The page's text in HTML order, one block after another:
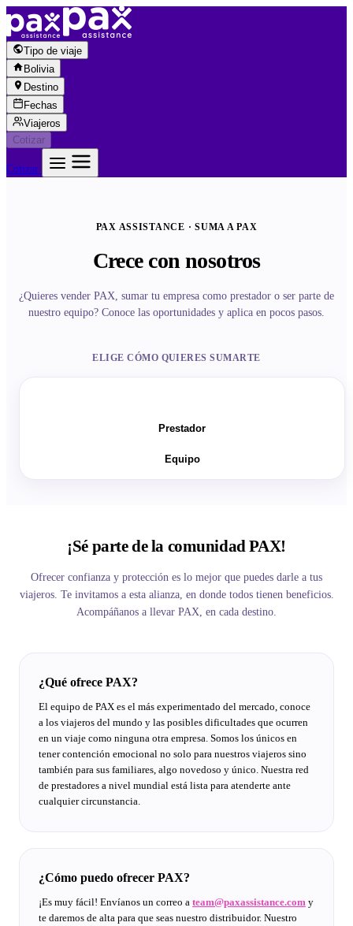
Saltar al contenido
Tipo de viaje
Bolivia
Destino
Fechas
Viajeros
Cotizar
Cotizar
PAX ASSISTANCE · SUMA A PAX
Crece con nosotros
¿Quieres vender PAX, sumar tu empresa como prestador o ser parte de
nuestro equipo? Conoce las oportunidades y aplica en pocos pasos.
ELIGE CÓMO QUIERES SUMARTE
Prestador
Equipo
¡Sé parte de la comunidad PAX!
Ofrecer confianza y protección es lo mejor que puedes darle a tus
viajeros. Te invitamos a esta alianza, en donde todos tienen beneficios.
Acompáñanos a llevar PAX, en cada destino.
¿Qué ofrece PAX?
El equipo de PAX es el más experimentado del mercado, conoce
a los viajeros del mundo y las posibles dificultades que ocurren
en un viaje como ninguna otra empresa. Somos los únicos en
tener contención emocional no solo para nuestros viajeros sino
también para sus familiares, algo novedoso y único. Nuestra red
de prestadores a nivel mundial está lista para atenderte ante
cualquier circunstancia.
¿Cómo puedo ofrecer PAX?
¡Es muy fácil! Envíanos un correo a team@paxassistance.com y
te daremos de alta para que seas nuestro distribuidor. Nuestro